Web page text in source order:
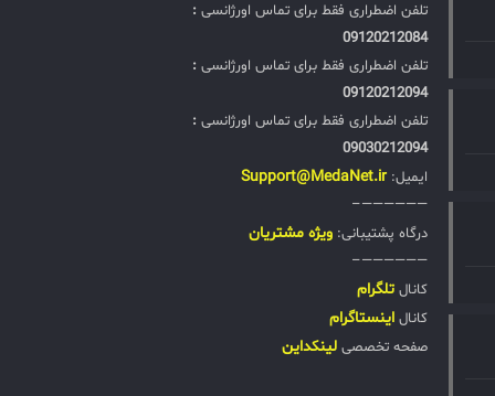
تلفن اضطراری فقط برای تماس اورژانسی :
09120212084
تلفن اضطراری فقط برای تماس اورژانسی :
09120212094
تلفن اضطراری فقط برای تماس اورژانسی :
09030212094
ایمیل: Support@MedaNet.ir
——————–
درگاه پشتیبانی: ويژه مشتریان
——————–
کانال تلگرام
کانال اینستاگرام
صفحه تخصصی لینکداین